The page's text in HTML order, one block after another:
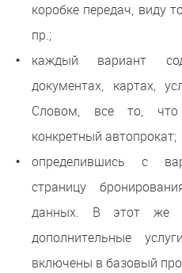
коробке передач, виду
пр.;
каждый вариант
документах, картах,
Словом, все то,
конкретный автопрокат;
определившись с
страницу
данных. В этот же
дополнительные
включены в базовый